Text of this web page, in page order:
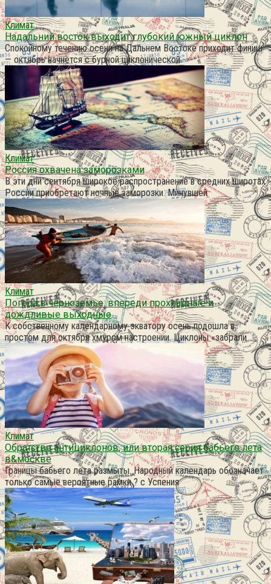
Климат
Надальний восток выходит глубокий южный циклон
Спокойному течению осени на Дальнем Востоке приходит финиш
— октябрь начнётся с бурной циклонической
Климат
Россия охвачена заморозками
В эти дни сентября широкое распространение в средних широтах
России приобретают ночные заморозки. Минувшей
Климат
Погода в черноземье: впереди прохладные и
дождливые выходные
К собственному календарному экватору осень подошла в
простом для октября хмуром настроении. Циклоны «забрали
Климат
Обратстве антициклонов, или вторая серия бабьего лета
в&москве
Границы бабьего лета размыты. Народный календарь обозначает
только самые вероятные рамки ? с Успения